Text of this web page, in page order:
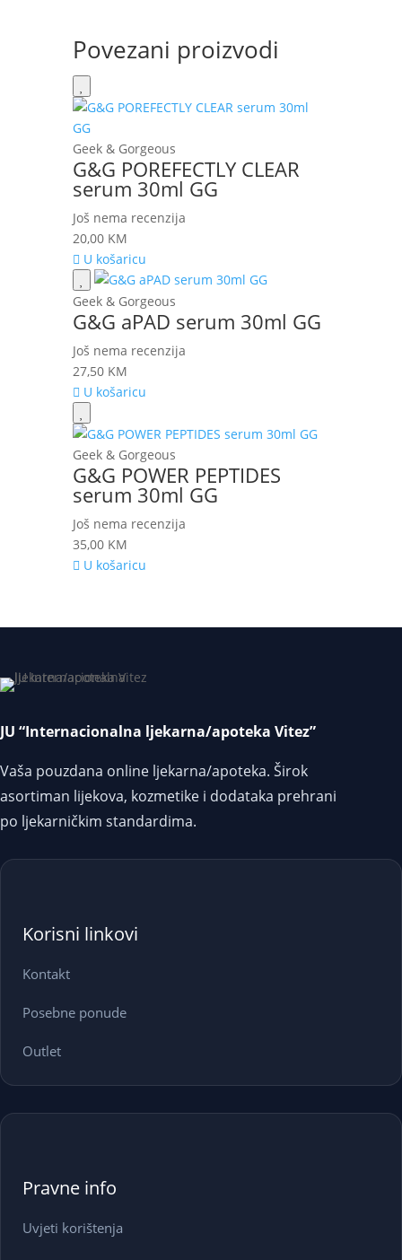
Povezani proizvodi
Geek & Gorgeous
G&G POREFECTLY CLEAR
serum 30ml GG
Još nema recenzija
20,00 KM
U košaricu
Geek & Gorgeous
G&G aPAD serum 30ml GG
Još nema recenzija
27,50 KM
U košaricu
Geek & Gorgeous
G&G POWER PEPTIDES
serum 30ml GG
Još nema recenzija
35,00 KM
U košaricu
JU “Internacionalna ljekarna/apoteka Vitez”
Vaša pouzdana online ljekarna/apoteka. Širok
asortiman lijekova, kozmetike i dodataka prehrani
po ljekarničkim standardima.
Korisni linkovi
Kontakt
Posebne ponude
Outlet
Pravne info
Uvjeti korištenja